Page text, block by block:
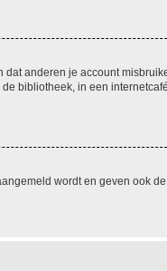
anderen je account
bibliotheek, in een
wordt en geven ook